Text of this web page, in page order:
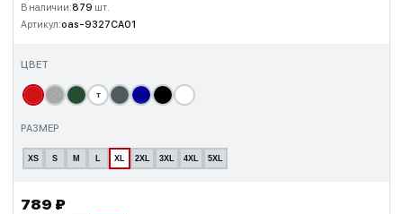
В наличии:879 шт.
Артикул:oas-9327CA01
ЦВЕТ
т
РАЗМЕР
XS S M XL 2XL 3XL 4XL 5XL
789 ₽